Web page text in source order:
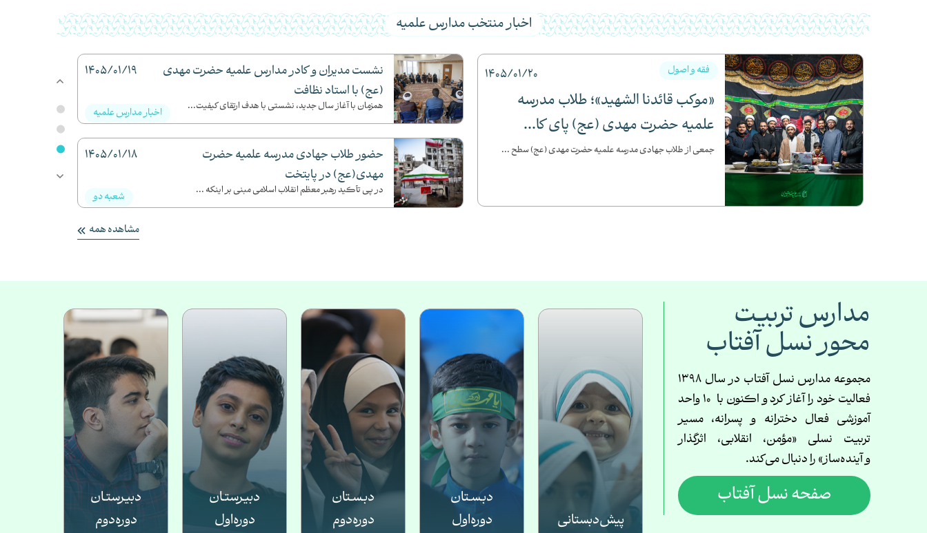
اخبار منتخب مدارس علمیه
«موکب قائدنا الشهید»؛ طلاب مدرسه
علمیه حضرت مهدی (عج) پای کا...
جمعی از طلاب جهادی مدرسه علمیه حضرت مهدی (عج) سطح ...
1405/01/20 فقه و اصول
نشست مدیران و کادر مدارس علمیه حضرت مهدی
(عج) با استاد نظافت
همزمان با آغاز سال جدید، نشستی با هدف ارتقای کیفیت...
1405/01/19
اخبار مدارس علمیه
حضور طلاب جهادی مدرسه علمیه حضرت
مهدی(عج) در پایتخت
در پی تأکید رهبر معظم انقلاب اسلامی مبنی بر اینکه ...
1405/01/18
شعبه دو
مشاهده همه
مدارس تربیت
محور نسل آفتاب
مجموعه مدارس نسل آفتاب در سال 1398
فعالیت خود را آغاز کرد و اکنون با
واحد
آموزشی فعال دخترانه و پسرانه، مسیر
تربیت نسلی «مؤمن، انقلابی، اثرگذار
وآینده‌ساز» را دنبال می‌کند.
صفحه نسل آفتاب
پیش‌دبستانی
دبـسـتان
دوره‌‌اول
دبـسـتان
دوره‌‌دوم
دبیـرستـان
دوره‌اول
دبیـرستـان
دوره‌دوم